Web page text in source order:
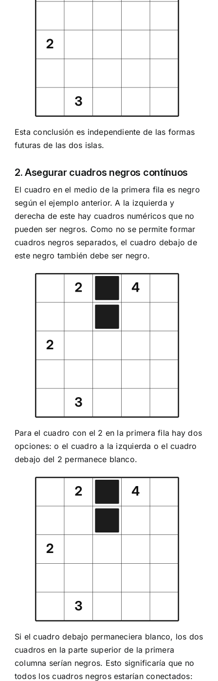
Esta conclusión es independiente de las formas
futuras de las dos islas.
2. Asegurar cuadros negros contínuos
El cuadro en el medio de la primera fila es negro
según el ejemplo anterior. A la izquierda y
derecha de este hay cuadros numéricos que no
pueden ser negros. Como no se permite formar
cuadros negros separados, el cuadro debajo de
este negro también debe ser negro.
Para el cuadro con el 2 en la primera fila hay dos
opciones: o el cuadro a la izquierda o el cuadro
debajo del 2 permanece blanco.
Si el cuadro debajo permaneciera blanco, los dos
cuadros en la parte superior de la primera
columna serían negros. Esto significaría que no
todos los cuadros negros estarían conectados: